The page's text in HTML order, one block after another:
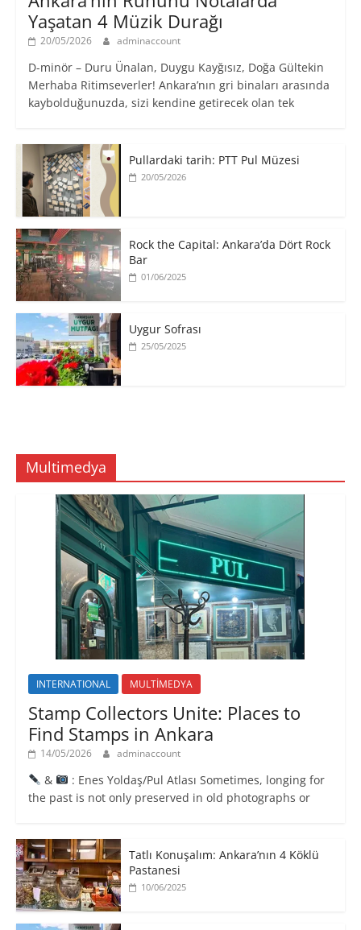
Yaşatan 4 Müzik Durağı
20/05/2026 adminaccount
D-minör – Duru Ünalan, Duygu Kayğısız, Doğa Gültekin
Merhaba Ritimseverler! Ankara’nın gri binaları arasında
kaybolduğunuzda, sizi kendine getirecek olan tek
Pullardaki tarih: PTT Pul Müzesi
20/05/2026
Rock the Capital: Ankara’da Dört Rock
Bar
01/06/2025
Uygur Sofrası
25/05/2025
Multimedya
INTERNATIONAL MULTİMEDYA
Stamp Collectors Unite: Places to
Find Stamps in Ankara
14/05/2026 adminaccount
&
: Enes Yoldaş/Pul Atlası Sometimes, longing for
the past is not only preserved in old photographs or
Tatlı Konuşalım: Ankara’nın 4 Köklü
Pastanesi
10/06/2025